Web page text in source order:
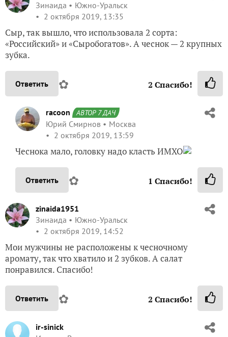
Зинаида
Южно-Уральск
2 октября 2019, 13:35
Сыр, так вышло, что использовала 2 сорта:
«Российский» и «Сыробогатов». А чеснок — 2 крупных
зубка.
Ответить ✿ 2 Спасибо!
racoon АВТОР 7 ДАЧ
Юрий Смирнов
Москва
2 октября 2019, 13:59
Чеснока мало, головку надо класть ИМХО
Ответить ✿ 1 Спасибо!
zinaida1951
Зинаида
Южно-Уральск
2 октября 2019, 14:52
Мои мужчины не расположены к чесночному
аромату, так что хватило и 2 зубков. А салат
понравился. Спасибо!
Ответить ✿ 2 Спасибо!
ir-sinick